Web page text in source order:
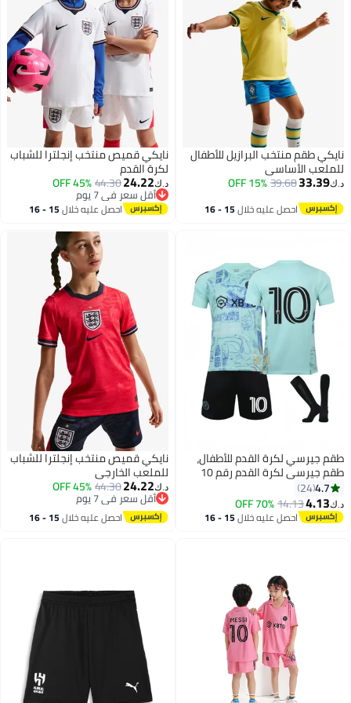
نايكي طقم منتخب البرازيل للأطفال
للملعب الأساسي
د.ك‏33.39
39.68
15% OFF
احصل عليه خلال 15 - 16
نايكي قميص منتخب إنجلترا للشباب
لكرة القدم
د.ك‏24.22
44.30
45% OFF
أقل سعر في 7 يوم
أقل سعر في 7 يوماحصل عليه خلال 15 - 16
2
طقم جيرسي لكرة القدم للأطفال،
طقم جيرسي لكرة القدم رقم 10
ميسي بطل العالم لكرة القدم
للأطفال
4.7
24
د.ك‏4.13
14.13
70% OFF
احصل عليه خلال 15 - 16
نايكي قميص منتخب إنجلترا للشباب
للملعب الخارجي
د.ك‏24.22
44.30
45% OFF
أقل سعر في 7 يوم
أقل سعر في 7 يوماحصل عليه خلال 15 - 16